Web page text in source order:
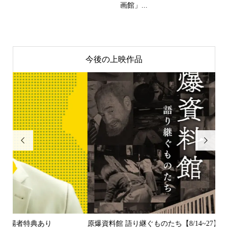
画館」...
今後の上映作品

原爆資料館 語り継ぐものたち【8/14~27】
